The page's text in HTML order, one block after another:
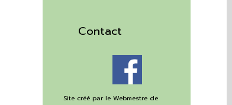
Contact
Site créé par le Webmestre de